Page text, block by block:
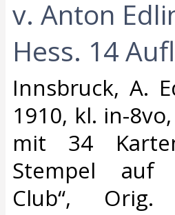
v. Anton
Hess. 14
‎Innsbruck, A.
1910, kl. in-
mit 34
Stempel auf
Club“,